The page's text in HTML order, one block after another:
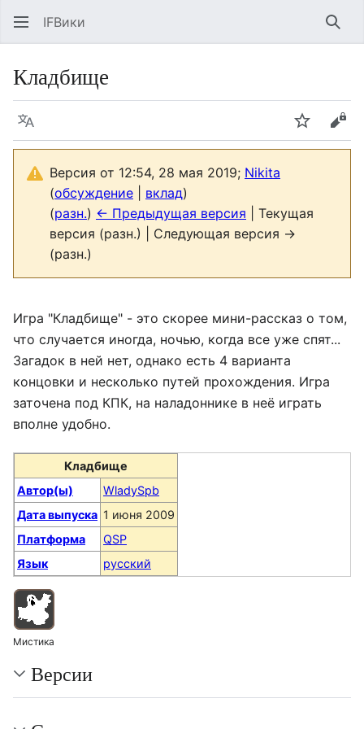
IFВики
Кладбище
Язык Следить
Версия от 12:54, 28 мая 2019; Nikita
(обсуждение вклад)
(разн.) ← Предыдущая версия | Текущая
версия (разн.) | Следующая версия →
(разн.)
Игра "Кладбище" - это скорее мини-рассказ о том,
что случается иногда, ночью, когда все уже спят...
Загадок в ней нет, однако есть 4 варианта
концовки и несколько путей прохождения. Игра
заточена под КПК, на наладоннике в неё играть
вполне удобно.
Кладбище
Автор(ы)
WladySpb
Дата выпуска 1 июня 2009
Платформа
QSP
Язык
русский
Мистика
Версии